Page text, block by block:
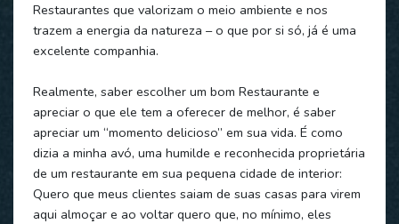
Restaurantes que valorizam o meio ambiente e nos
trazem a energia da natureza – o que por si só, já é uma
excelente companhia.
Realmente, saber escolher um bom Restaurante e
apreciar o que ele tem a oferecer de melhor, é saber
apreciar um “momento delicioso” em sua vida. É como
dizia a minha avó, uma humilde e reconhecida proprietária
de um restaurante em sua pequena cidade de interior:
Quero que meus clientes saiam de suas casas para virem
aqui almoçar e ao voltar quero que, no mínimo, eles